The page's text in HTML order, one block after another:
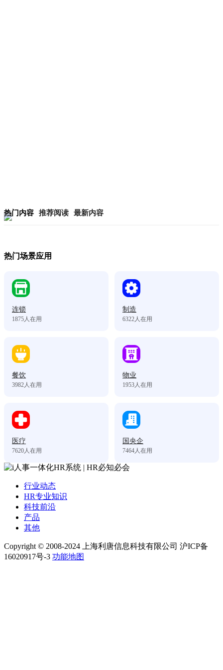
热门内容 推荐阅读 最新内容
热门场景应用
连锁
1875人在用
制造
6322人在用
餐饮
3982人在用
物业
1953人在用
医疗
7620人在用
国央企
7464人在用
行业动态
HR专业知识
科技前沿
产品
其他
Copyright © 2008-2024 上海利唐信息科技有限公司 沪ICP备
16020917号-3 功能地图